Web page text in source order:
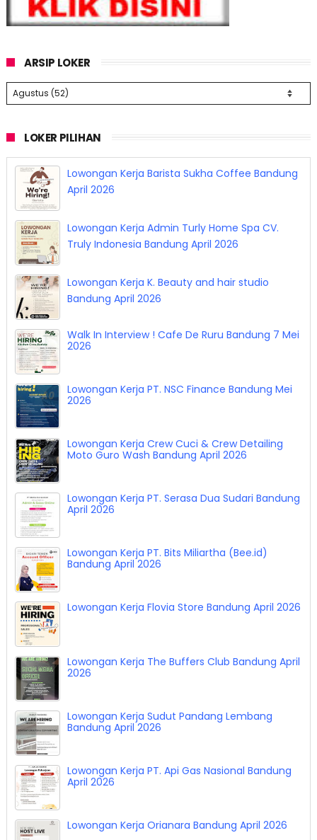
ARSIP LOKER
LOKER PILIHAN
Lowongan Kerja Barista Sukha Coffee Bandung
April 2026
Lowongan Kerja Admin Turly Home Spa CV.
Truly Indonesia Bandung April 2026
Lowongan Kerja K. Beauty and hair studio
Bandung April 2026
Walk In Interview ! Cafe De Ruru Bandung 7 Mei
2026
Lowongan Kerja PT. NSC Finance Bandung Mei
2026
Lowongan Kerja Crew Cuci & Crew Detailing
Moto Guro Wash Bandung April 2026
Lowongan Kerja PT. Serasa Dua Sudari Bandung
April 2026
Lowongan Kerja PT. Bits Miliartha (Bee.id)
Bandung April 2026
Lowongan Kerja Flovia Store Bandung April 2026
Lowongan Kerja The Buffers Club Bandung April
2026
Lowongan Kerja Sudut Pandang Lembang
Bandung April 2026
Lowongan Kerja PT. Api Gas Nasional Bandung
April 2026
Lowongan Kerja Orianara Bandung April 2026